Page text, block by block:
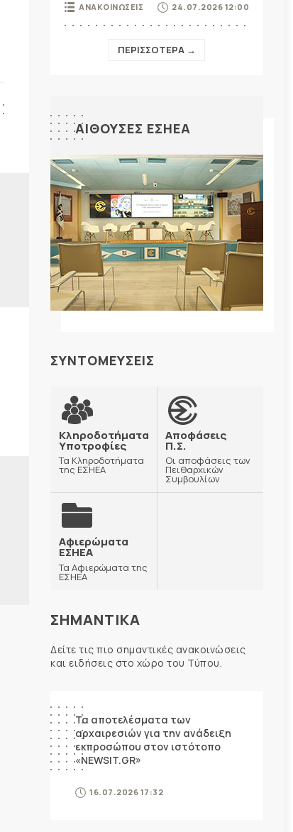
ΑΝΑΚΟΙΝΩΣΕΙΣ 24.07.2026 12:00
ΠΕΡΙΣΣΟΤΕΡΑ →
ΑΙΘΟΥΣΕΣ ΕΣΗΕΑ
ΣΥΝΤΟΜΕΥΣΕΙΣ
Κληροδοτήματα
Υποτροφίες
Τα Κληροδοτήματα
της ΕΣΗΕΑ
Αποφάσεις
Π.Σ.
Οι αποφάσεις των
Πειθαρχικών
Συμβουλίων
Αφιερώματα
ΕΣΗΕΑ
Τα Αφιερώματα της
ΕΣΗΕΑ
ΣΗΜΑΝΤΙΚΑ
Δείτε τις πιο σημαντικές ανακοινώσεις
και ειδήσεις στο χώρο του Τύπου.
Τα αποτελέσματα των
αρχαιρεσιών για την ανάδειξη
εκπροσώπου στον ιστότοπο
«NEWSIT.GR»
16.07.2026 17:32